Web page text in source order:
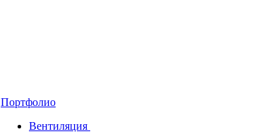
Портфолио
Вентиляция